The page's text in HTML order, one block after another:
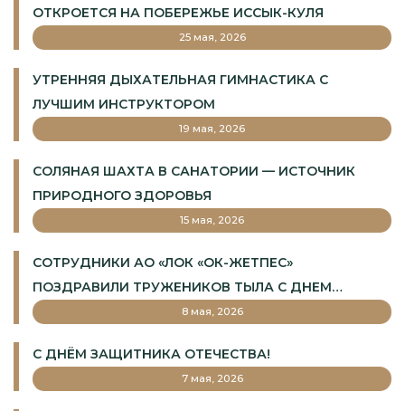
ОТКРОЕТСЯ НА ПОБЕРЕЖЬЕ ИССЫК-КУЛЯ
25 мая, 2026
УТРЕННЯЯ ДЫХАТЕЛЬНАЯ ГИМНАСТИКА С
ЛУЧШИМ ИНСТРУКТОРОМ
19 мая, 2026
СОЛЯНАЯ ШАХТА В САНАТОРИИ — ИСТОЧНИК
ПРИРОДНОГО ЗДОРОВЬЯ
15 мая, 2026
СОТРУДНИКИ АО «ЛОК «ОК-ЖЕТПЕС»
ПОЗДРАВИЛИ ТРУЖЕНИКОВ ТЫЛА С ДНЕМ
ПОБЕДЫ
8 мая, 2026
С ДНЁМ ЗАЩИТНИКА ОТЕЧЕСТВА!
7 мая, 2026